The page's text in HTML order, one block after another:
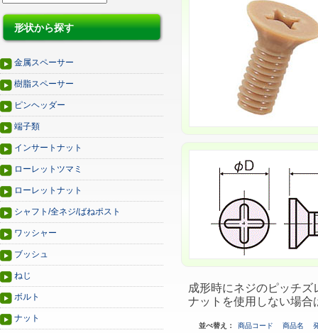
形状から探す
金属スペーサー
樹脂スペーサー
ピンヘッダー
端子類
インサートナット
ローレットツマミ
ローレットナット
シャフト/全ネジ/ばねポスト
ワッシャー
ブッシュ
ねじ
ボルト
ナット
成形時にネジのピッチ
ナットを使用しない場合
並べ替え： 商品コード 商品名